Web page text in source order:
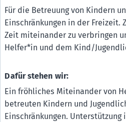
Für die Betreuung von Kindern
Einschränkungen in der Freizeit.
Zeit miteinander zu verbringen
Helfer*in und dem Kind/
Dafür stehen wir:
Ein fröhliches Miteinander von
betreuten Kindern und
Einschränkungen. Unterstützung